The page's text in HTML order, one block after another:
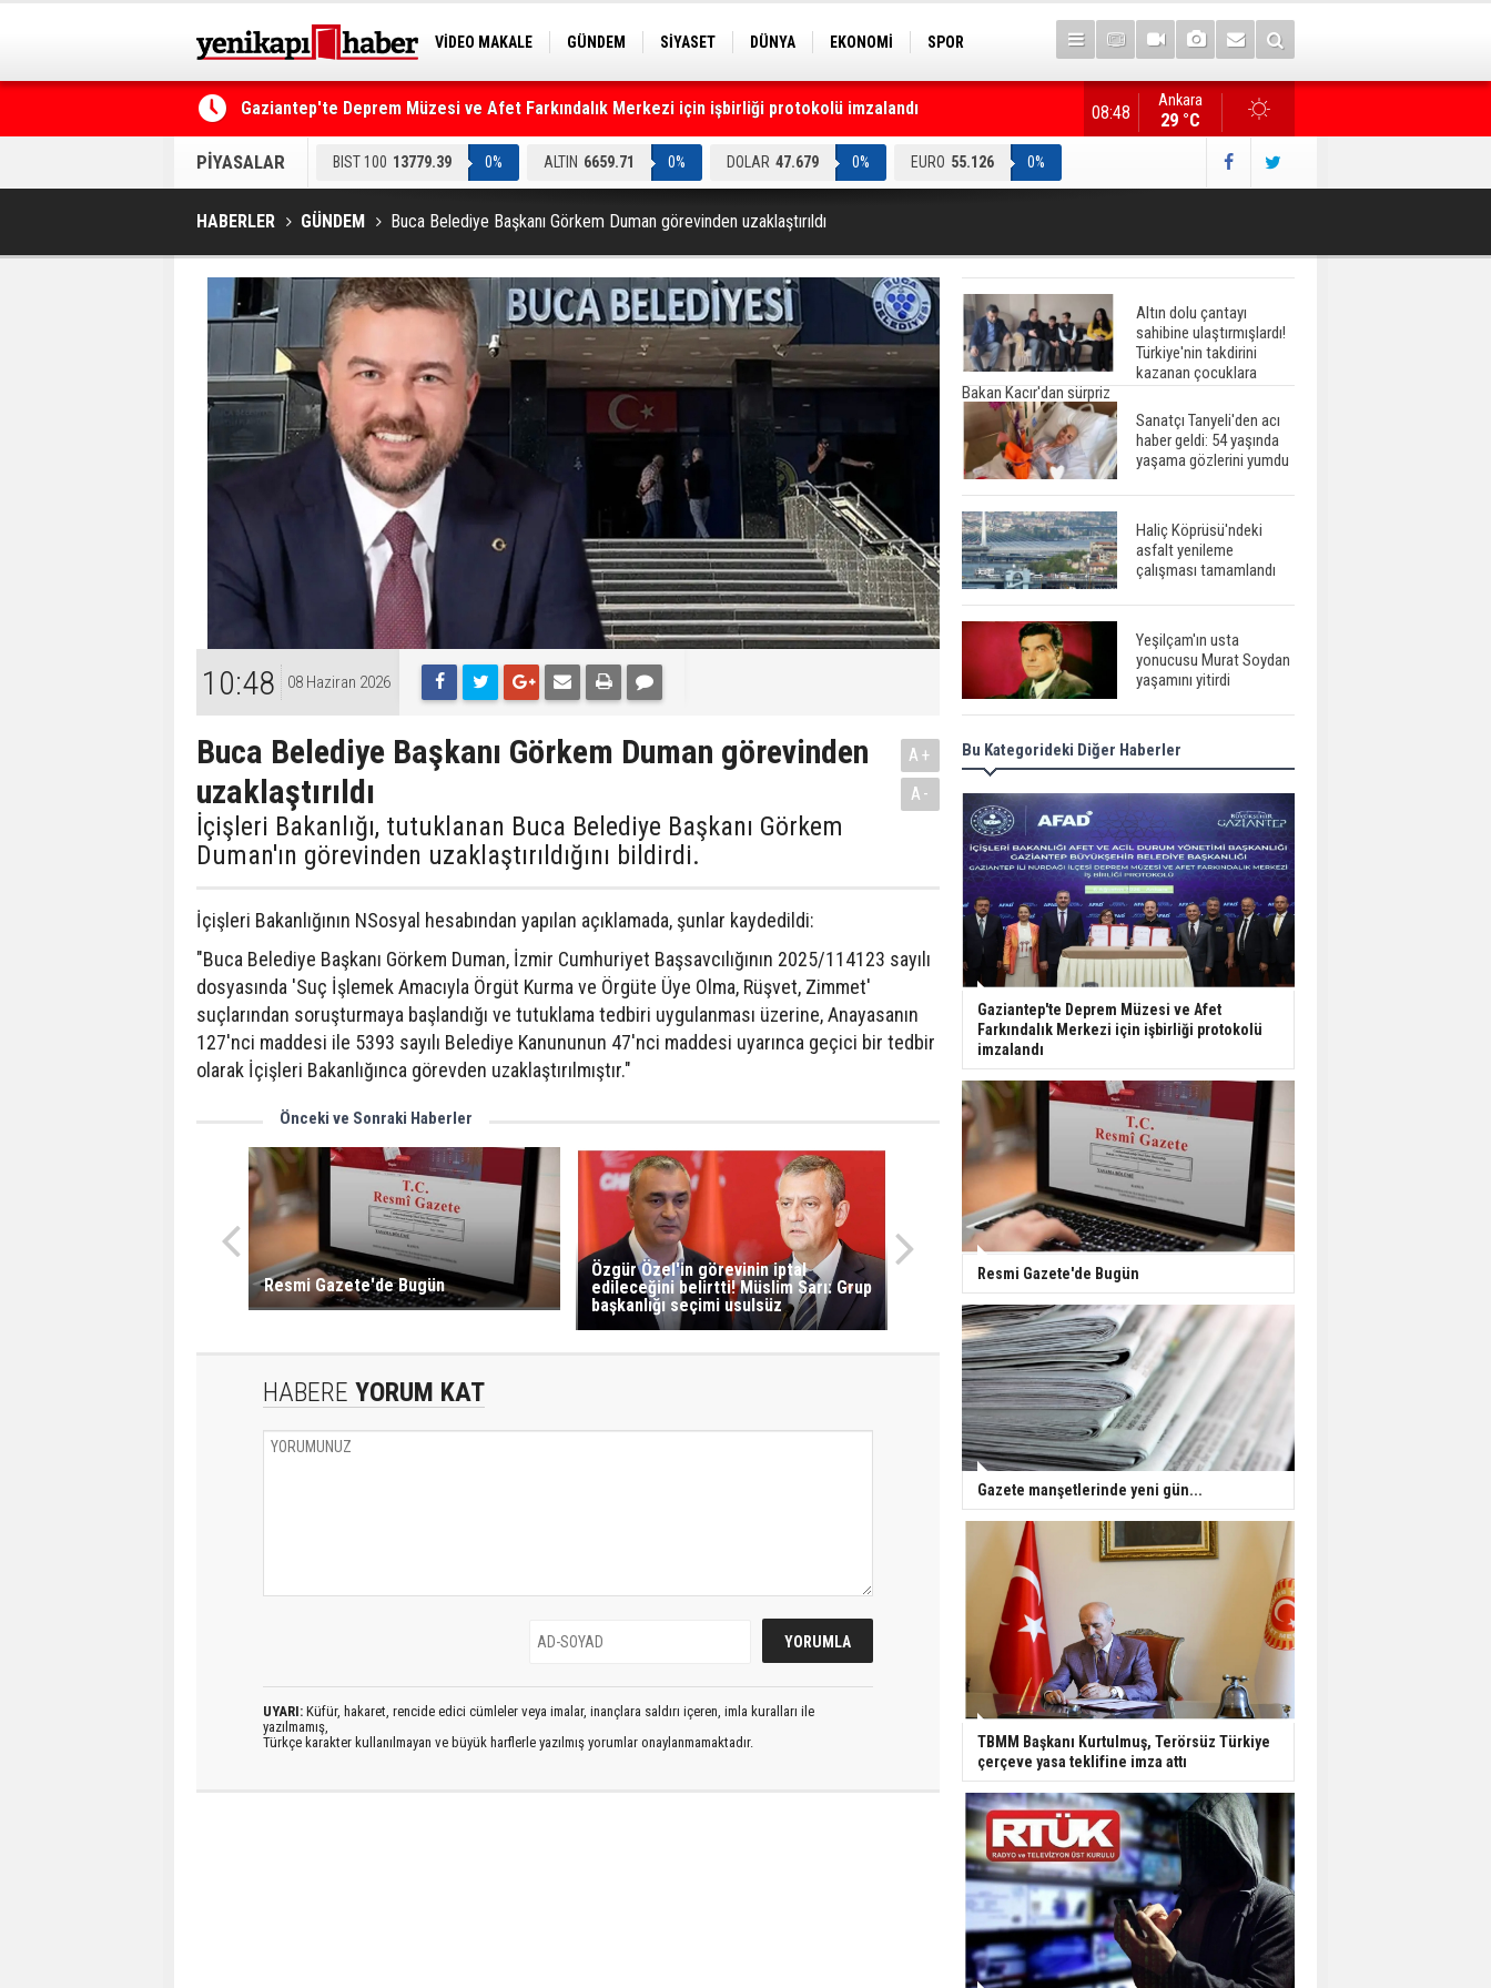
VİDEO MAKALE GÜNDEM SİYASET DÜNYA EKONOMİ
SPOR
Gaziantep'te Deprem Müzesi ve Afet Farkındalık Merkezi için işbirliği protokolü imzalandı Resmi Gazete'de Bugün
Ankara
29 °C
08:48
PİYASALAR BIST 100 13779.39 0% ALTIN 6659.71 0% DOLAR 47.679 0% EURO 55.126 0%
HABERLER GÜNDEM Buca Belediye Başkanı Görkem Duman görevinden uzaklaştırıldı
10:48 08 Haziran 2026
Buca Belediye Başkanı Görkem Duman görevinden
uzaklaştırıldı
İçişleri Bakanlığı, tutuklanan Buca Belediye Başkanı Görkem
Duman'ın görevinden uzaklaştırıldığını bildirdi.
A+
A-
İçişleri Bakanlığının NSosyal hesabından yapılan açıklamada, şunlar kaydedildi:
"Buca Belediye Başkanı Görkem Duman, İzmir Cumhuriyet Başsavcılığının 2025/114123 sayılı
dosyasında 'Suç İşlemek Amacıyla Örgüt Kurma ve Örgüte Üye Olma, Rüşvet, Zimmet'
suçlarından soruşturmaya başlandığı ve tutuklama tedbiri uygulanması üzerine, Anayasanın
127'nci maddesi ile 5393 sayılı Belediye Kanununun 47'nci maddesi uyarınca geçici bir tedbir
olarak İçişleri Bakanlığınca görevden uzaklaştırılmıştır."
Önceki ve Sonraki Haberler
Resmi Gazete'de Bugün
Özgür Özel'in görevinin iptal
edileceğini belirtti! Müslim Sarı: Grup
başkanlığı seçimi usulsüz
HABERE YORUM KAT
UYARI: Küfür, hakaret, rencide edici cümleler veya imalar, inançlara saldırı içeren, imla kuralları ile
yazılmamış,
Türkçe karakter kullanılmayan ve büyük harflerle yazılmış yorumlar onaylanmamaktadır.
Altın dolu çantayı
sahibine ulaştırmışlardı!
Türkiye'nin takdirini
kazanan çocuklara
Bakan Kacır'dan sürpriz
Sanatçı Tanyeli'den acı
haber geldi: 54 yaşında
yaşama gözlerini yumdu
Haliç Köprüsü'ndeki
asfalt yenileme
çalışması tamamlandı
Yeşilçam'ın usta
yonucusu Murat Soydan
yaşamını yitirdi
Meral Akşener ile
Müsavat Dervişoğlu
cenazede görüntülendi
29 Mayıs okullar tatil mi?
Bilim kurgu
gerçekleşiyor...
Dondurulmuş insanları
hayata döndürecek keşif
Ünlü türkücü Mahmut
Tuncer estetik
operasyon geçirdi: Son
hali gündem oldu
Yerli turist 229,7 milyar
lira seyahat harcaması
yaptı
Gazze'deki Sağlık
Bakanlığı duyurdu:
Vahşetin pençesinde 2
salgın vaka tespit edildi
Bu Kategorideki Diğer Haberler
Gaziantep'te Deprem Müzesi ve Afet
Farkındalık Merkezi için işbirliği protokolü
imzalandı
Resmi Gazete'de Bugün
Gazete manşetlerinde yeni gün...
TBMM Başkanı Kurtulmuş, Terörsüz Türkiye
çerçeve yasa teklifine imza attı